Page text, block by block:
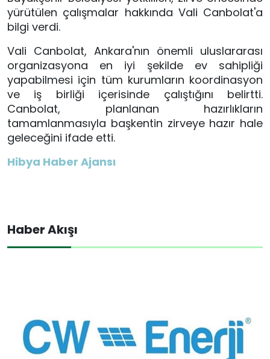
yürütülen çalışmalar hakkında Vali Canbolat'a
bilgi verdi.
Vali Canbolat, Ankara'nın önemli uluslararası
organizasyona en iyi şekilde ev sahipliği
yapabilmesi için tüm kurumların koordinasyon
ve iş birliği içerisinde çalıştığını belirtti.
Canbolat, planlanan hazırlıkların
tamamlanmasıyla başkentin zirveye hazır hale
geleceğini ifade etti.
Hibya Haber Ajansı
Haber Akışı